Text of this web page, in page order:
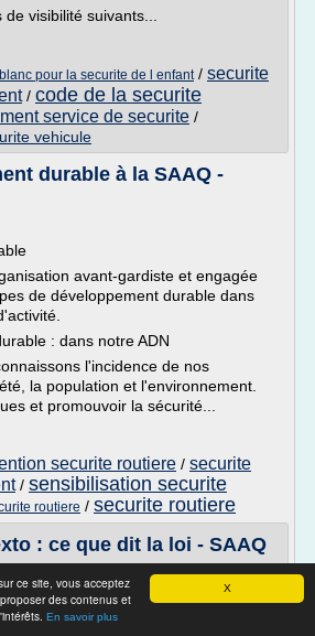
X
ce site, vous acceptez
des contenus et
En savoir plus
visibilité suivants...
pour la securite de l enfant/ securite
/ code de la securite
service de securite /
vehicule
durable à la SAAQ -
avant-gardiste et engagée
de développement durable dans
: dans notre ADN
l'incidence de nos
la population et l'environnement.
et promouvoir la sécurité...
securite routiere / securite
/ sensibilisation securite
routiere / securite routiere
: ce que dit la loi - SAAQ
quand on conduit on ne doit pas